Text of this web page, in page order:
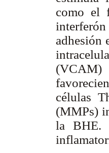
como el
adhesión
(VCAM)
células
(MMPs)
la BHE.